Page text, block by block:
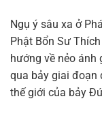
Ngụ ý sâu xa ở
Phật Bổn Sư
hướng về nẻo ánh
qua bảy giai đoạn
thế giới của bảy